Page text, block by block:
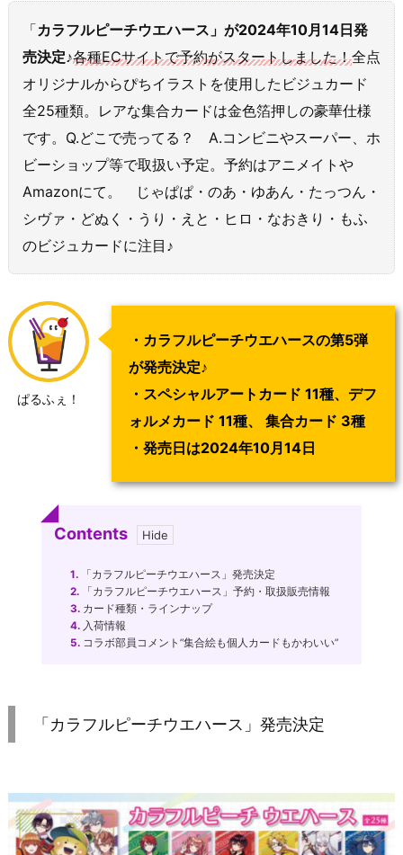
「カラフルピーチウエハース」が2024年10月14日発
売決定♪各種ECサイトで予約がスタートしました！全点
オリジナルからぴちイラストを使用したビジュカード
全25種類。レアな集合カードは金色箔押しの豪華仕様
です。Q.どこで売ってる？ A.コンビニやスーパー、ホ
ビーショップ等で取扱い予定。予約はアニメイトや
Amazonにて。 じゃぱぱ・のあ・ゆあん・たっつん・
シヴァ・どぬく・うり・えと・ヒロ・なおきり・もふ
のビジュカードに注目♪
ぱるふぇ！
・カラフルピーチウエハースの第5弾
が発売決定♪
・スペシャルアートカード 11種、デフ
ォルメカード 11種、 集合カード 3種
・発売日は2024年10月14日
Contents
1. 「カラフルピーチウエハース」発売決定
2. 「カラフルピーチウエハース」予約・取扱販売情報
3. カード種類・ラインナップ
4. 入荷情報
5. コラボ部員コメント”集合絵も個人カードもかわいい”
「カラフルピーチウエハース」発売決定